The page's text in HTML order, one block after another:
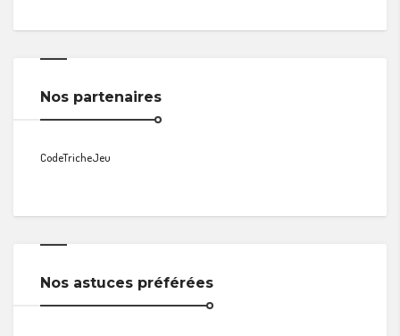
Nos partenaires
CodeTricheJeu
Nos astuces préférées